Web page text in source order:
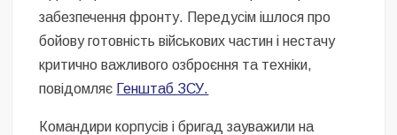
забезпечення фронту. Передусім ішлося про
бойову готовність військових частин і нестачу
критично важливого озброєння та техніки,
повідомляє Генштаб ЗСУ.
Командири корпусів і бригад зауважили на